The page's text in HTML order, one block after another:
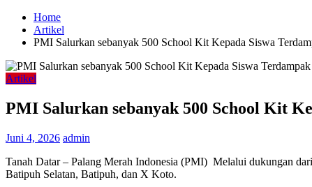
Home
Artikel
PMI Salurkan sebanyak 500 School Kit Kepada Siswa
Artikel
PMI Salurkan sebanyak 500 School Kit
Juni 4, 2026 admin
Tanah Datar – Palang Merah Indonesia (PMI) Melalui dukungan
Batipuh Selatan, Batipuh, dan X Koto.